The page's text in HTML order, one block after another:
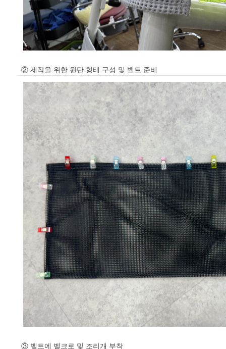
② 제작을 위한 원단 형태 구성 및 벨트 준비
③ 벨트에 벨크로 및 조리개 부착